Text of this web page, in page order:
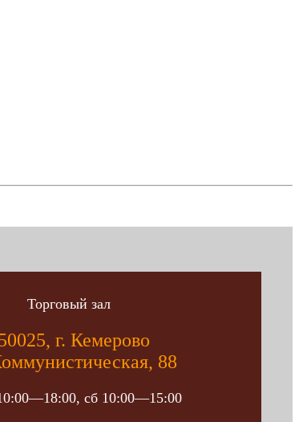
Торговый зал
г. Кемерово
88
сб 10:00—15:00